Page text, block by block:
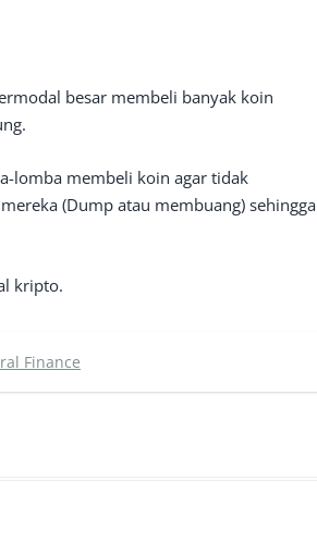
besar membeli banyak koin
lomba membeli koin agar tidak
(Dump atau membuang) sehingga
kripto.
Finance